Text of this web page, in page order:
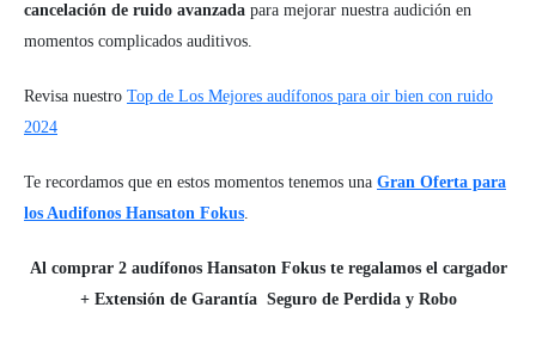
cancelación de ruido avanzada para mejorar nuestra audición en
momentos complicados auditivos.
Revisa nuestro Top de Los Mejores audífonos para oir bien con ruido
2024
Te recordamos que en estos momentos tenemos una Gran Oferta para
los Audifonos Hansaton Fokus.
Al comprar 2 audífonos Hansaton Fokus te regalamos el cargador
+ Extensión de Garantía Seguro de Perdida y Robo